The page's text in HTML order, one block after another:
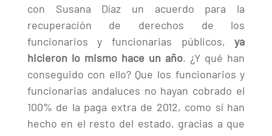
con Susana Díaz un acuerdo para la
recuperación de derechos de los
funcionarios y funcionarias públicos,ya
hicieron lo mismo hace un año. ¿Y qué han
conseguido con ello? Que los funcionarios y
funcionarias andaluces no hayan cobrado el
100% de la paga extra de 2012, como sí han
hecho en el resto del estado, gracias a que